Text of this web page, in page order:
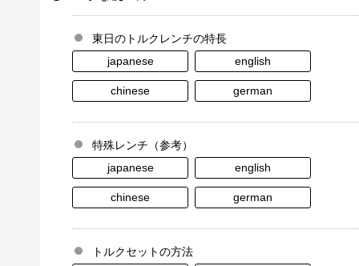
東日のトルクレンチの特長
japanese
english
chinese german
特殊レンチ（参考）
japanese
english
chinese german
トルクセットの方法